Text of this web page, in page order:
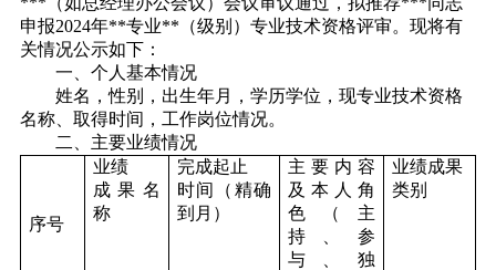
申报2024年**专业**（级别）专业技术资格评审。现将有
关情况公示如下：
一、个人基本情况
姓名，性别，出生年月，学历学位，现专业技术资格
名称、取得时间，工作岗位情况。
二、主要业绩情况
序号
业绩
成果名
称
完成起止
时间（精确
到月）
主要内容
及本人角
色（主
持、参
与、独
业绩成果
类别